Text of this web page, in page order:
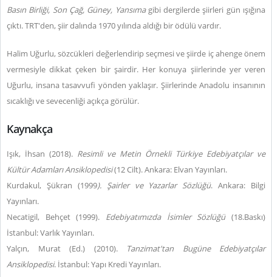
Basın Birliği, Son Çağ, Güney, Yansıma gibi dergilerde şiirleri gün ışığına
çıktı. TRT'den, şiir dalında 1970 yılında aldığı bir ödülü vardır.
Halim Uğurlu, sözcükleri değerlendirip seçmesi ve şiirde iç ahenge önem
vermesiyle dikkat çeken bir şairdir. Her konuya şiirlerinde yer veren
Uğurlu, insana tasavvufi yönden yaklaşır. Şiirlerinde Anadolu insanının
sıcaklığı ve sevecenliği açıkça görülür.
Kaynakça
Işık, İhsan (2018). Resimli ve Metin Örnekli Türkiye Edebiyatçılar ve
Kültür Adamları Ansiklopedisi(12 Cilt). Ankara: Elvan Yayınları.
Kurdakul, Şükran (1999). Şairler ve Yazarlar Sözlüğü. Ankara: Bilgi
Yayınları.
Necatigil, Behçet (1999). Edebiyatımızda İsimler Sözlüğü(18.Baskı)
İstanbul: Varlık Yayınları.
Yalçın, Murat (Ed.) (2010).
Tanzimat'tan Bugüne Edebiyatçılar
Ansiklopedisi. İstanbul: Yapı Kredi Yayınları.